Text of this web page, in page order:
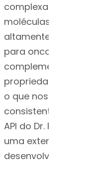
complexas, como
moléculas
altamente potentes
para oncologia).
complementada por
propriedade
o que nos ajuda a
consistentemente
API do Dr. Reddy
uma extensa
desenvolvimento, PI